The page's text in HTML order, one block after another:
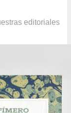
editoriales